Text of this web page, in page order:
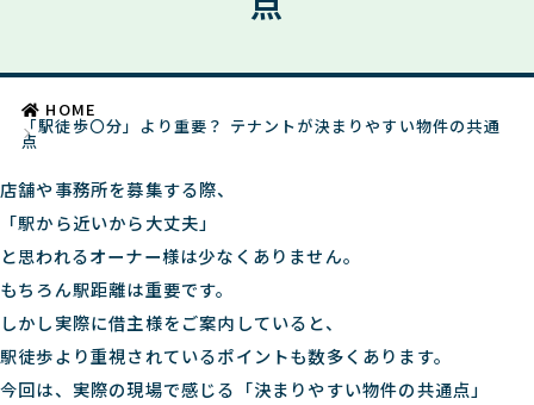
HOME
「駅徒歩〇分」より重要？ テナントが決まりやすい物件の共通
点
店舗や事務所を募集する際、
「駅から近いから大丈夫」
と思われるオーナー様は少なくありません。
もちろん駅距離は重要です。
しかし実際に借主様をご案内していると、
駅徒歩より重視されているポイントも数多くあります。
今回は、実際の現場で感じる「決まりやすい物件の共通点」